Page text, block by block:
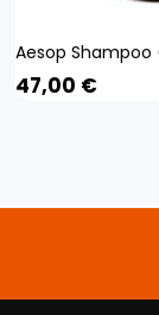
47,00 €